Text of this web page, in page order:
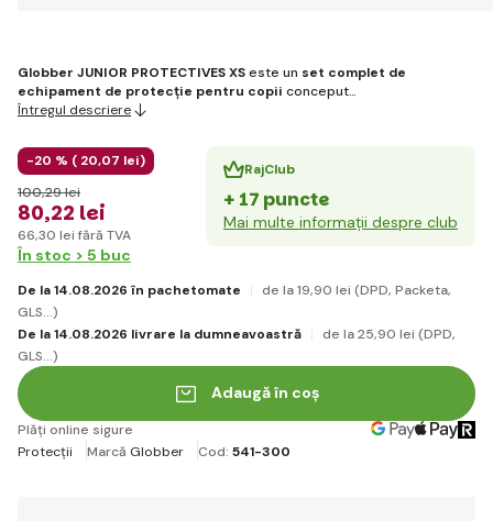
Globber JUNIOR PROTECTIVES XSeste un set complet de
echipament de protecție pentru copii conceput…
Întregul descriere
-20 % ( 20,07 lei)
80,22 lei
100,29 lei
66,30 lei fără TVA
RajClub
+ 17 puncte
Mai multe informații despre club
În stoc > 5 buc
De la 14.08.2026 în pachetomate de la 19,90 lei (DPD, Packeta,
GLS...)
De la 14.08.2026 livrare la dumneavoastră
de la 25,90 lei (DPD,
GLS...)
Adaugă în coș
Plăți online sigure
Protecții
Marcă Globber Cod: 541-300